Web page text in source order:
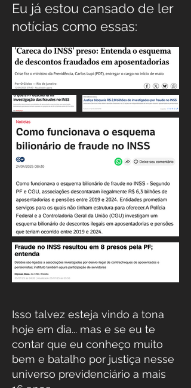
Eu já estou cansado de ler
notícias como essas:
Isso talvez esteja vindo a tona
hoje em dia... mas e se eu te
contar que eu conheço muito
bem e batalho por justiça nesse
universo previdenciário a mais